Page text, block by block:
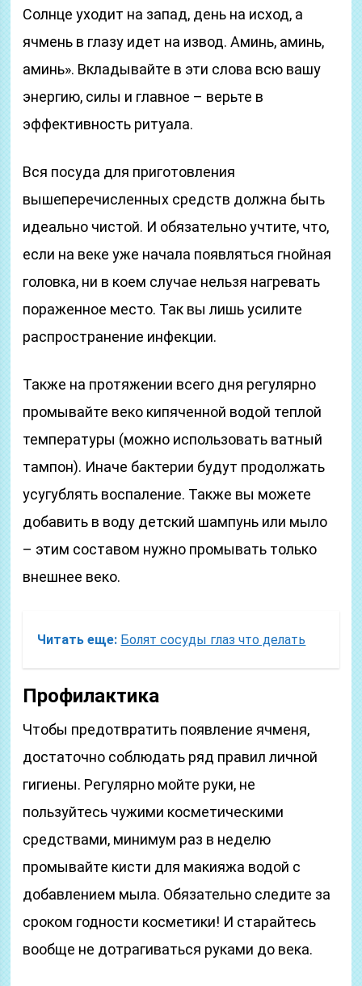
Солнце уходит на запад, день на исход, а
ячмень в глазу идет на извод. Аминь, аминь,
аминь». Вкладывайте в эти слова всю вашу
энергию, силы и главное – верьте в
эффективность ритуала.
Вся посуда для приготовления
вышеперечисленных средств должна быть
идеально чистой. И обязательно учтите, что,
если на веке уже начала появляться гнойная
головка, ни в коем случае нельзя нагревать
пораженное место. Так вы лишь усилите
распространение инфекции.
Также на протяжении всего дня регулярно
промывайте веко кипяченной водой теплой
температуры (можно использовать ватный
тампон). Иначе бактерии будут продолжать
усугублять воспаление. Также вы можете
добавить в воду детский шампунь или мыло
– этим составом нужно промывать только
внешнее веко.
Читать еще: Болят сосуды глаз что делать
Профилактика
Чтобы предотвратить появление ячменя,
достаточно соблюдать ряд правил личной
гигиены. Регулярно мойте руки, не
пользуйтесь чужими косметическими
средствами, минимум раз в неделю
промывайте кисти для макияжа водой с
добавлением мыла. Обязательно следите за
сроком годности косметики! И старайтесь
вообще не дотрагиваться руками до века.